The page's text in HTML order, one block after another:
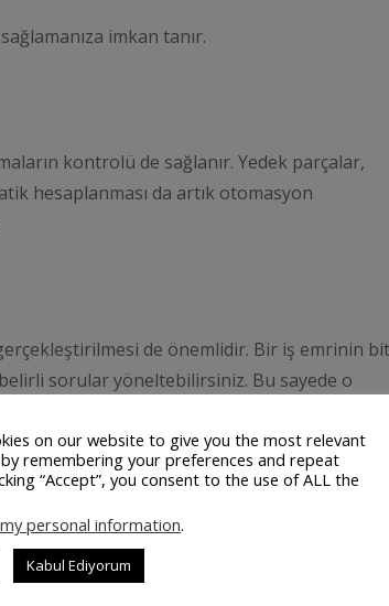
imkan tanır.
kontrolü de sağlanır. Yedek parçalar,
hesaplanması da artık otomasyon
de önemlidir. Bir iş emrinin
sorular yöneltebilirsiniz. Bu sayede o
da spesifik olarak iş emirleri hakkında en
çıktıları elde edebilirsiniz.
on our website to give you the most relevant
remembering your preferences and repeat
“Accept”, you consent to the use of ALL the
personal information.
Kabul Ediyorum